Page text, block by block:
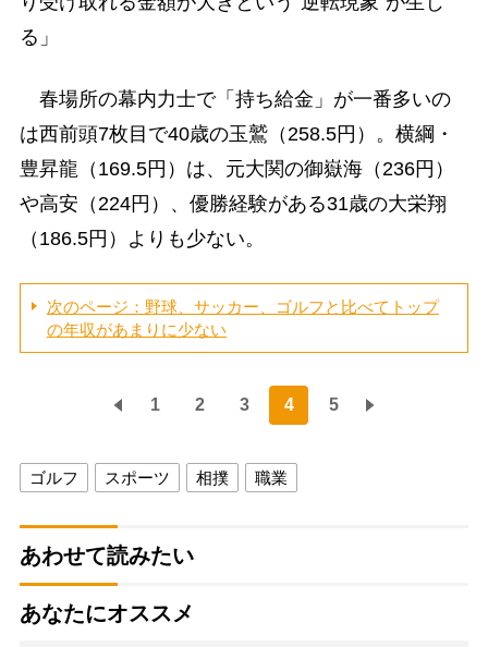
る」
春場所の幕内力士で「持ち給金」が一番多いの
は西前頭7枚目で40歳の玉鷲（258.5円）。横綱・
豊昇龍（169.5円）は、元大関の御嶽海（236円）
や高安（224円）、優勝経験がある31歳の大栄翔
（186.5円）よりも少ない。
次のページ：野球、サッカー、ゴルフと比べてトップ
の年収があまりに少ない
1 2 3 4 5
ゴルフ スポーツ 相撲 職業
あわせて読みたい
あなたにオススメ